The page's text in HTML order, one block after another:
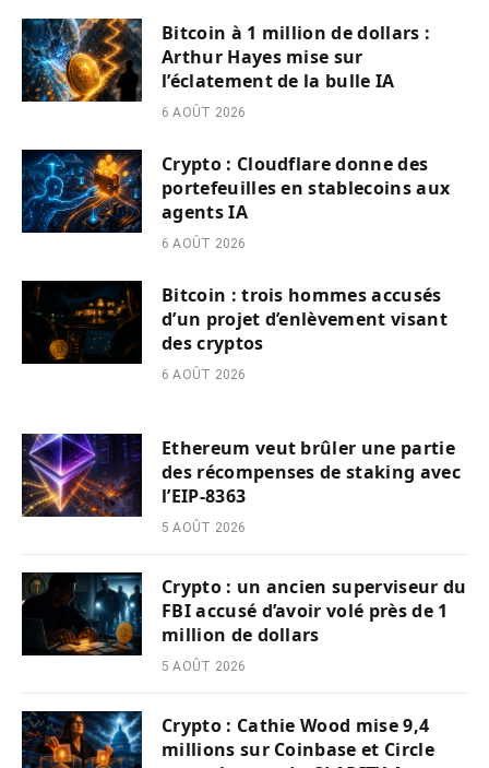
Bitcoin à 1 million de dollars :
Arthur Hayes mise sur
l’éclatement de la bulle IA
6 AOÛT 2026
Crypto : Cloudflare donne des
portefeuilles en stablecoins aux
agents IA
6 AOÛT 2026
Bitcoin : trois hommes accusés
d’un projet d’enlèvement visant
des cryptos
6 AOÛT 2026
Ethereum veut brûler une partie
des récompenses de staking avec
l’EIP-8363
5 AOÛT 2026
Crypto : un ancien superviseur du
FBI accusé d’avoir volé près de 1
million de dollars
5 AOÛT 2026
Crypto : Cathie Wood mise 9,4
millions sur Coinbase et Circle